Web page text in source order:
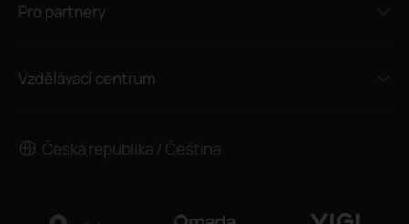
Pro partnery
Vzdělávací centrum
Česká republika / Čeština